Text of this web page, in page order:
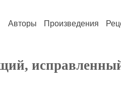
Авторы Произведения